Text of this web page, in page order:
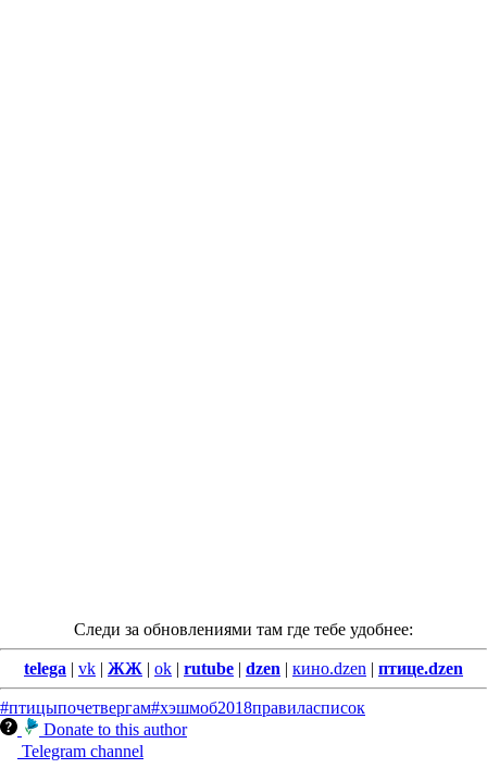
Следи за обновлениями там где тебе удобнее:
telega | vk | ЖЖ | ok | rutube | dzen | кино.dzen | птице.dzen
#птицыпочетвергам#хэшмоб2018правиласписок
Donate to this author
Telegram channel